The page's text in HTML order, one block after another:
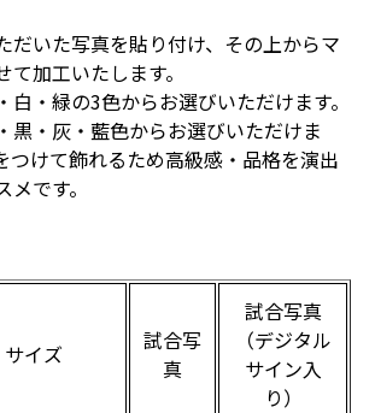
だいた写真を貼り付け、その上からマ
て加工いたします。
白・緑の3色からお選びいただけます。
黒・灰・藍色からお選びいただけま
つけて飾れるため高級感・品格を演出
です。
サイズ
試合写
真
試合写真
（デジタル
サイン入
り）